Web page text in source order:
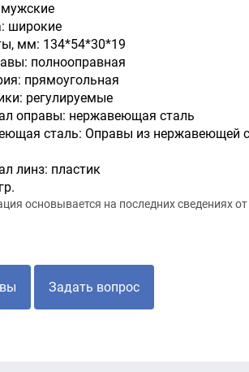
широкие
мм: 134*54*30*19
полнооправная
прямоугольная
регулируемые
оправы: нержавеющая сталь
сталь: Оправы из нержавеющей
линз: пластик
основывается на последних сведениях от
Задать вопрос